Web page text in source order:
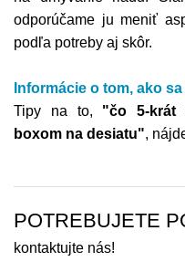
odporúčame ju meniť
podľa potreby aj skôr.
Informácie o tom, ako
Tipy na to, "čo 5-krát
boxom na desiatu",
POTREBUJETE
kontaktujte nás!